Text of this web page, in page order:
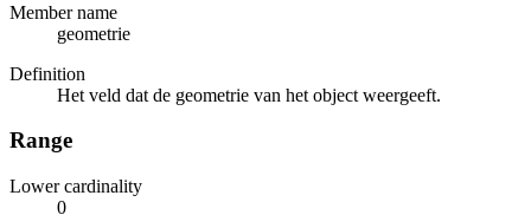
Member name
geometrie
Definition
Het veld dat de geometrie van het object weergeeft.
Range
Lower cardinality
0